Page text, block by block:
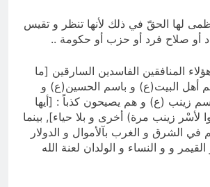
لها الحقّ في ذلك لأنها تنظر و تقيس
أو صلاح فرد أو حزب أو حكومة ..
المنافقين الفاسدين السارقين [ما
أهل البيت(ع) و باسم الحسين(ع) و
زينب (ع) و هم يصيحون كذباً : [أيها
لأسْر زينب مرة) أخرى و بلا حياء], بينما
في الشرق و الغرب بآلأموال و الدولار
و و النساء و الولدان لعنة الله